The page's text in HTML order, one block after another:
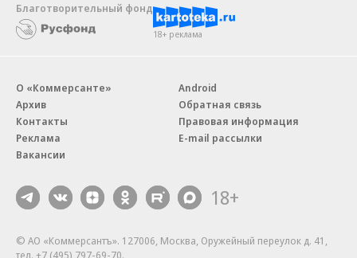
Благотворительный фонд
18+ реклама
О «Коммерсанте»
Архив
Контакты
Реклама
Вакансии
Android
Обратная связь
Правовая информация
E-mail рассылки
18+
© АО «Коммерсантъ». 127006, Москва, Оружейный переулок д. 41,
тел. +7 (495) 797-69-70.